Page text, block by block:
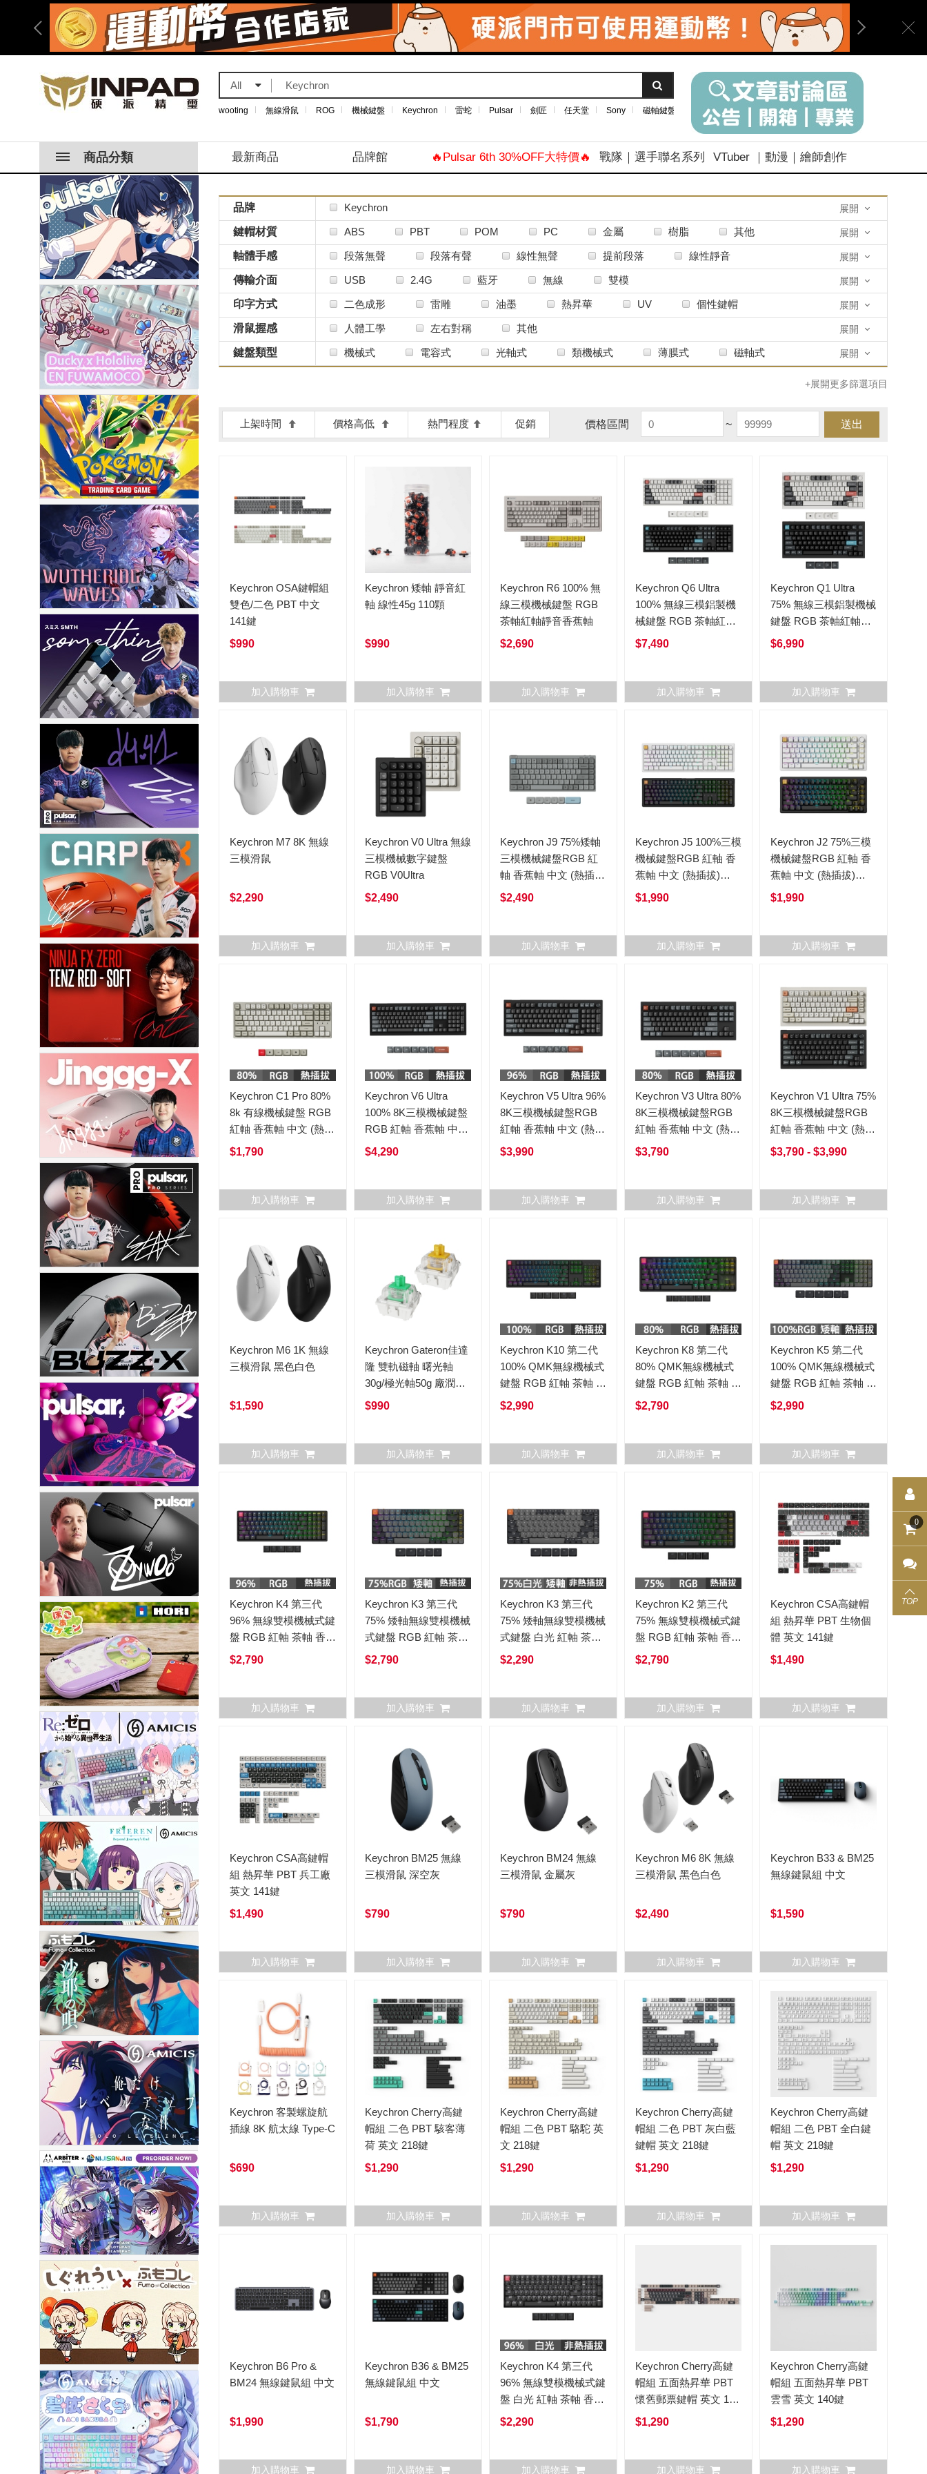
All
wooting 無線滑鼠 ROG 機械鍵盤 Keychron 雷蛇 Pulsar 劍匠 任天堂 Sony 磁軸鍵盤
商品分類 最新商品 品牌館 🔥Pulsar 6th 30%OFF大特價🔥 戰隊｜選手聯名系列 VTuber ｜動漫｜繪師創作
品牌 Keychron 展開
鍵帽材質 ABS PBT POM PC 金屬 樹脂 其他 展開
軸體手感 段落無聲 段落有聲 線性無聲 提前段落 線性靜音 展開
傳輸介面 USB 2.4G 藍牙 無線 雙模 展開
印字方式 二色成形 雷雕 油墨 熱昇華 UV 個性鍵帽 展開
滑鼠握感 人體工學 左右對稱 其他 展開
鍵盤類型 機械式 電容式 光軸式 類機械式 薄膜式 磁軸式 展開
+展開更多篩選項目
上架時間 價格高低 熱門程度 促銷 價格區間 ~ 送出
Keychron OSA鍵帽組
雙色/二色 PBT 中文
141鍵
$990
加入購物車
Keychron 矮軸 靜音紅
軸 線性45g 110顆
$990
加入購物車
Keychron R6 100% 無
線三模機械鍵盤 RGB
茶軸紅軸靜音香蕉軸
$2,690
加入購物車
Keychron Q6 Ultra
100% 無線三模鋁製機
械鍵盤 RGB 茶軸紅軸
Q6Ultra
$7,490
加入購物車
Keychron Q1 Ultra
75% 無線三模鋁製機械
鍵盤 RGB 茶軸紅軸
Q1Ultra
$6,990
加入購物車
Keychron M7 8K 無線
三模滑鼠
$2,290
加入購物車
Keychron V0 Ultra 無線
三模機械數字鍵盤
RGB V0Ultra
$2,490
加入購物車
Keychron J9 75%矮軸
三模機械鍵盤RGB 紅
軸 香蕉軸 中文 (熱插
拔) QMK
$2,490
加入購物車
Keychron J5 100%三模
機械鍵盤RGB 紅軸 香
蕉軸 中文 (熱插拔)
QMK
$1,990
加入購物車
Keychron J2 75%三模
機械鍵盤RGB 紅軸 香
蕉軸 中文 (熱插拔)
QMK
$1,990
加入購物車
Keychron C1 Pro 80%
8k 有線機械鍵盤 RGB
紅軸 香蕉軸 中文 (熱插
拔) C1Pro
$1,790
加入購物車
Keychron V6 Ultra
100% 8K三模機械鍵盤
RGB 紅軸 香蕉軸 中文
(熱插拔) V6Ultra
$4,290
加入購物車
Keychron V5 Ultra 96%
8K三模機械鍵盤RGB
紅軸 香蕉軸 中文 (熱插
拔) V5Ultra
$3,990
加入購物車
Keychron V3 Ultra 80%
8K三模機械鍵盤RGB
紅軸 香蕉軸 中文 (熱插
拔) V3Ultra
$3,790
加入購物車
Keychron V1 Ultra 75%
8K三模機械鍵盤RGB
紅軸 香蕉軸 中文 (熱插
拔) V1Ultra
$3,790 - $3,990
加入購物車
Keychron M6 1K 無線
三模滑鼠 黑色白色
$1,590
加入購物車
Keychron Gateron佳達
隆 雙軌磁軸 曙光軸
30g/極光軸50g 廠潤
110入
$990
加入購物車
Keychron K10 第二代
100% QMK無線機械式
鍵盤 RGB 紅軸 茶軸 香
蕉軸 英文 (熱插拔)
$2,990
加入購物車
Keychron K8 第二代
80% QMK無線機械式
鍵盤 RGB 紅軸 茶軸 香
蕉軸 英文 (熱插拔)
$2,790
加入購物車
Keychron K5 第二代
100% QMK無線機械式
鍵盤 RGB 紅軸 茶軸 香
蕉軸 英文 (熱插拔)
$2,990
加入購物車
Keychron K4 第三代
96% 無線雙模機械式鍵
盤 RGB 紅軸 茶軸 香蕉
軸 英文 (熱插拔)
$2,790
加入購物車
Keychron K3 第三代
75% 矮軸無線雙模機械
式鍵盤 RGB 紅軸 茶軸
香蕉軸 英文 (熱插拔)
$2,790
加入購物車
Keychron K3 第三代
75% 矮軸無線雙模機械
式鍵盤 白光 紅軸 茶軸
香蕉軸 英文 (非熱插拔)
$2,290
加入購物車
Keychron K2 第三代
75% 無線雙模機械式鍵
盤 RGB 紅軸 茶軸 香蕉
軸 英文 (熱插拔)
$2,790
加入購物車
Keychron CSA高鍵帽
組 熱昇華 PBT 生物個
體 英文 141鍵
$1,490
加入購物車
Keychron CSA高鍵帽
組 熱昇華 PBT 兵工廠
英文 141鍵
$1,490
加入購物車
Keychron BM25 無線
三模滑鼠 深空灰
$790
加入購物車
Keychron BM24 無線
三模滑鼠 金屬灰
$790
加入購物車
Keychron M6 8K 無線
三模滑鼠 黑色白色
$2,490
加入購物車
Keychron B33 & BM25
無線鍵鼠組 中文
$1,590
加入購物車
Keychron 客製螺旋航
插線 8K 航太線 Type-C
$690
加入購物車
Keychron Cherry高鍵
帽組 二色 PBT 駭客薄
荷 英文 218鍵
$1,290
加入購物車
Keychron Cherry高鍵
帽組 二色 PBT 駱駝 英
文 218鍵
$1,290
加入購物車
Keychron Cherry高鍵
帽組 二色 PBT 灰白藍
鍵帽 英文 218鍵
$1,290
加入購物車
Keychron Cherry高鍵
帽組 二色 PBT 全白鍵
帽 英文 218鍵
$1,290
加入購物車
Keychron B6 Pro &
BM24 無線鍵鼠組 中文
$1,990
加入購物車
Keychron B36 & BM25
無線鍵鼠組 中文
$1,790
加入購物車
Keychron K4 第三代
96% 無線雙模機械式鍵
盤 白光 紅軸 茶軸 香蕉
軸 英文 (非熱插拔)
$2,290
加入購物車
Keychron Cherry高鍵
帽組 五面熱昇華 PBT
懷舊郵票鍵帽 英文 140
鍵
$1,290
加入購物車
Keychron Cherry高鍵
帽組 五面熱昇華 PBT
雲雪 英文 140鍵
$1,290
加入購物車
0
TOP